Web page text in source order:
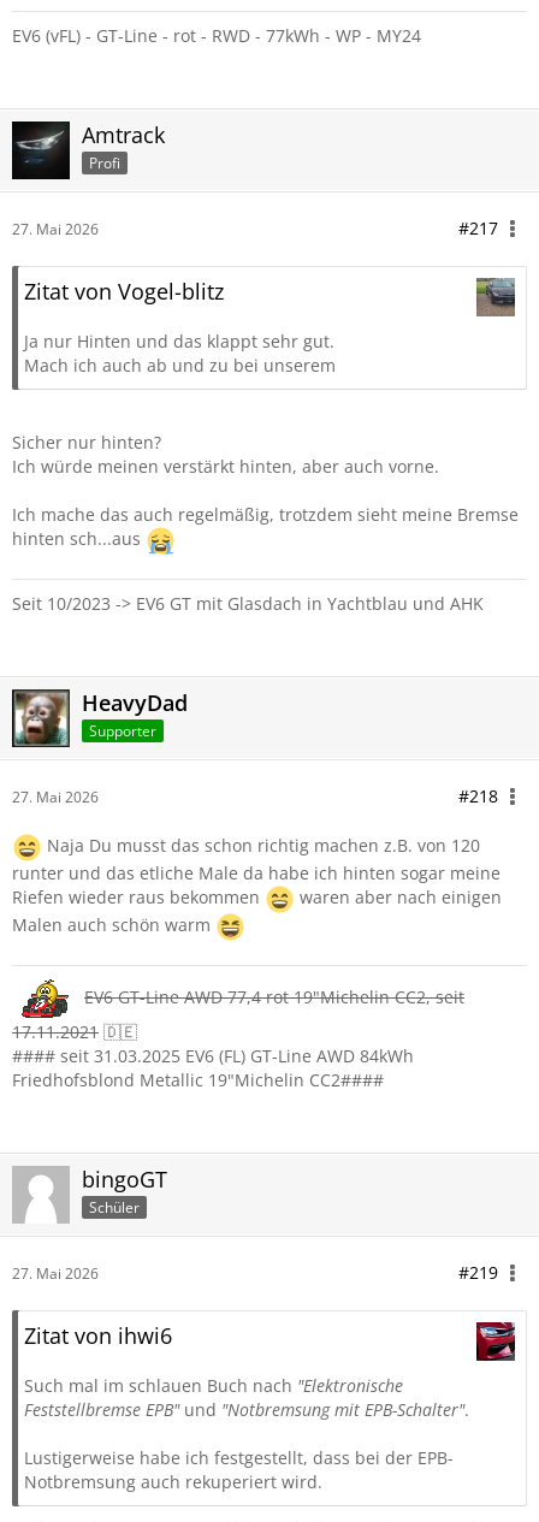
EV6 (vFL) - GT-Line - rot - RWD - 77kWh - WP - MY24
Amtrack
Profi
27. Mai 2026 #217
Zitat von Vogel-blitz
Ja nur Hinten und das klappt sehr gut.
Mach ich auch ab und zu bei unserem
Sicher nur hinten?
Ich würde meinen verstärkt hinten, aber auch vorne.
Ich mache das auch regelmäßig, trotzdem sieht meine Bremse
hinten sch...aus
Seit 10/2023 -> EV6 GT mit Glasdach in Yachtblau und AHK
HeavyDad
Supporter
27. Mai 2026 #218
Naja Du musst das schon richtig machen z.B. von 120
runter und das etliche Male da habe ich hinten sogar meine
Riefen wieder raus bekommen
waren aber nach einigen
Malen auch schön warm
EV6 GT-Line AWD 77,4 rot 19"Michelin CC2, seit
17.11.2021 🇩🇪
#### seit 31.03.2025 EV6 (FL) GT-Line AWD 84kWh
Friedhofsblond Metallic 19"Michelin CC2####
bingoGT
Schüler
27. Mai 2026 #219
Zitat von ihwi6
Such mal im schlauen Buch nach "Elektronische
Feststellbremse EPB"und "Notbremsung mit EPB-Schalter".
Lustigerweise habe ich festgestellt, dass bei der EPB-
Notbremsung auch rekuperiert wird.